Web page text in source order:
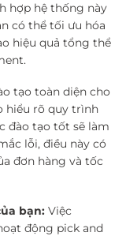
hợp hệ thống này
có thể tối ưu hóa
hiệu quả tổng thể
tạo toàn diện cho
hiểu rõ quy trình
đào tạo tốt sẽ làm
lỗi, điều này có
đơn hàng và tốc
bạn: Việc
động pick and